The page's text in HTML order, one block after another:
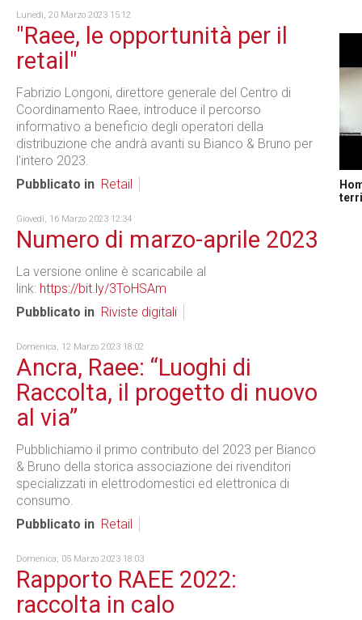
Lunedì, 20 Marzo 2023 15:12
"Raee, le opportunità per il
retail"
Fabrizio Longoni, direttore generale del Centro di
Coordinamento Raee, introduce il percorso
informativo a beneficio degli operatori della
distribuzione che andrà avanti su Bianco & Bruno per
l'intero 2023.
Pubblicato in Retail
Giovedì, 16 Marzo 2023 12:34
Numero di marzo-aprile 2023
La versione online è scaricabile al
link: https://bit.ly/3ToHSAm
Pubblicato in Riviste digitali
Domenica, 12 Marzo 2023 18:02
Ancra, Raee: “Luoghi di
Raccolta, il progetto di nuovo
al via”
Pubblichiamo il primo contributo del 2023 per Bianco
& Bruno della storica associazione dei rivenditori
specializzati in elettrodomestici ed elettronica di
consumo.
Pubblicato in Retail
Domenica, 05 Marzo 2023 18:03
Rapporto RAEE 2022:
raccolta in calo